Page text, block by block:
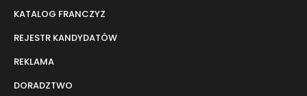
KATALOG FRANCZYZ
REJESTR KANDYDATÓW
REKLAMA
DORADZTWO